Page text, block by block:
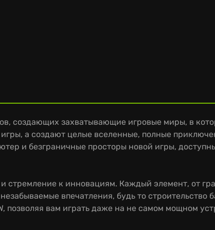
создающих захватывающие игровые миры, в
а создают целые вселенные, полные
и безграничные просторы новой игры,
стремление к инновациям. Каждый элемент, от
впечатления, будь то строительство
позволяя вам играть даже на не самом мощном